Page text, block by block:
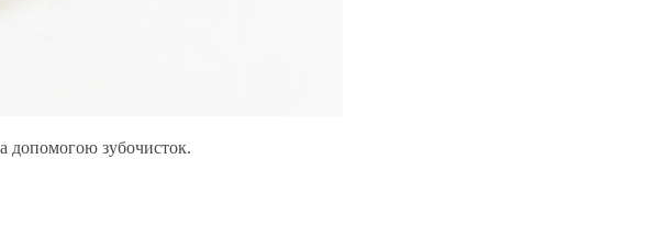
допомогою зубочисток.